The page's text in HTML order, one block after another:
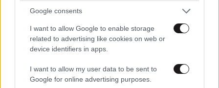
Google consents
I want to allow Google to enable storage
related to advertising like cookies on web or
device identifiers in apps.
I want to allow my user data to be sent to
Google for online advertising purposes.